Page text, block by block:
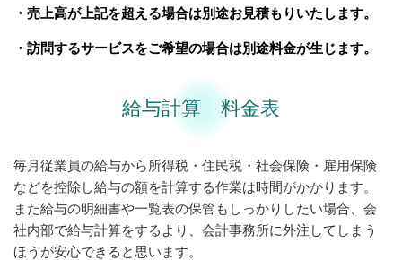
・売上高が上記を超える場合は別途お見積もりいたします。
・訪問するサービスをご希望の場合は別途料金が生じます。
給与計算 料金表
毎月従業員の給与から所得税・住民税・社会保険・雇用保険
などを控除し給与の額を計算する作業は時間がかかります。
また給与の明細書や一覧表の保管もしっかりしたい場合、会
社内部で給与計算をするより、会計事務所に外注してしまう
ほうが安心できると思います。